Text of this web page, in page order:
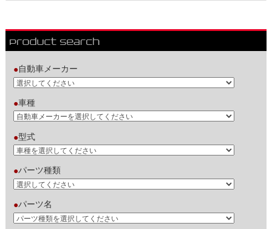
●自動車メーカー
●車種
●型式
●パーツ種類
●パーツ名